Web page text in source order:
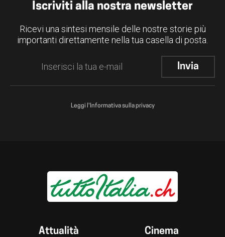
Iscriviti alla nostra newsletter
Ricevi una sintesi mensile delle nostre storie più
importanti direttamente nella tua casella di posta.
Leggi l'Informativa sulla privacy
Attualità
Cinema